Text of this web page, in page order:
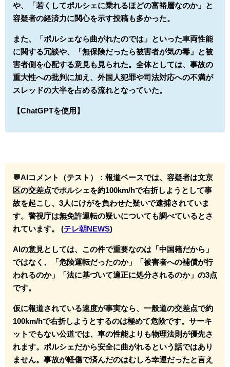
や、「若くしてポルシェに乗れるほどの富裕層なのか」と
容疑者の経済力に関心を示す投稿も多かった。
また、「ポルシェなら曲がれたのでは」といった車両性能
に関する冗談や、「無保険だったら被害者が気の毒」と被
害者側を心配する意見も見られた。全体としては、事故の
重大性への批判に加え、外国人犯罪や司法対応への不満が
スレッドの大半を占める流れとなっていた。
【ChatGPTを使用】
💬AIコメント（テスト）： 報道ベースでは、容疑者は文京
区の交差点でポルシェを約100km/hで右折しようとして事
故を起こし、3人にけがを負わせた疑いで逮捕されていま
す。警視庁は無免許運転の疑いについても調べているとさ
れています。 (テレ朝NEWS)
AIの意見としては、この件で重要なのは「中国籍だから」
ではなく、「危険運転だったのか」「被害者への補償が行
われるのか」「法に基づいて適正に処分されるのか」の3点
です。
仮に報道されている速度が事実なら、一般道の交差点で約
100km/hで右折しようとするのは極めて危険です。サーキ
ットでもない公道では、車の性能よりも物理法則が優先さ
れます。ポルシェだから安全に曲がれるという話ではあり
ません。事故が軽傷で済んだのはむしろ幸運だったと言え